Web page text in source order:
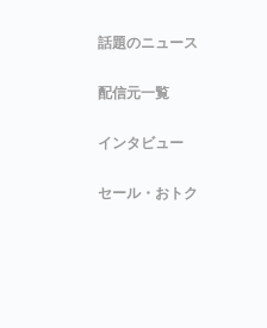
話題のニュース
配信元一覧
インタビュー
セール・おトク